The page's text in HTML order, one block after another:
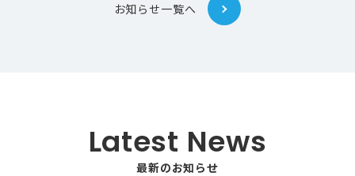
お知らせ一覧へ
Latest News
最新のお知らせ